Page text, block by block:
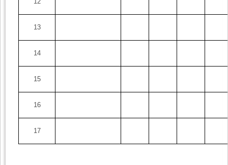
13
14
15
16
17